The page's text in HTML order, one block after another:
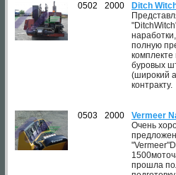
0502 2000
Ditch
полную
комплекте
буровых
(широкий
контракту.
0503 2000
Vermeer
Очень
прошла